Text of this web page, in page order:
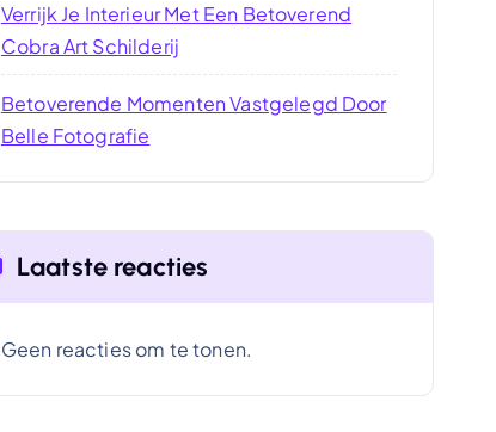
Verrijk Je Interieur Met Een Betoverend
Cobra Art Schilderij
Betoverende Momenten Vastgelegd Door
Belle Fotografie
Laatste reacties
Geen reacties om te tonen.